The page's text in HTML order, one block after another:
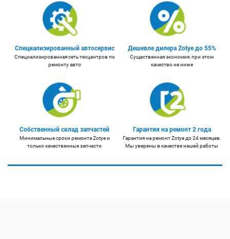
Специализированный автосервис
Специализированная сеть техцентров по
ремонту авто
Дешевле дилера Zotye до 55%
Существенная экономия, при этом
качество не ниже
Собственный склад запчастей
Минимальные сроки ремонта Zotye и
только качественные запчасти
Гарантия на ремонт 2 года
Гарантия на ремонт Zotye до 24 месяцев.
Мы уверены в качестве нашей работы